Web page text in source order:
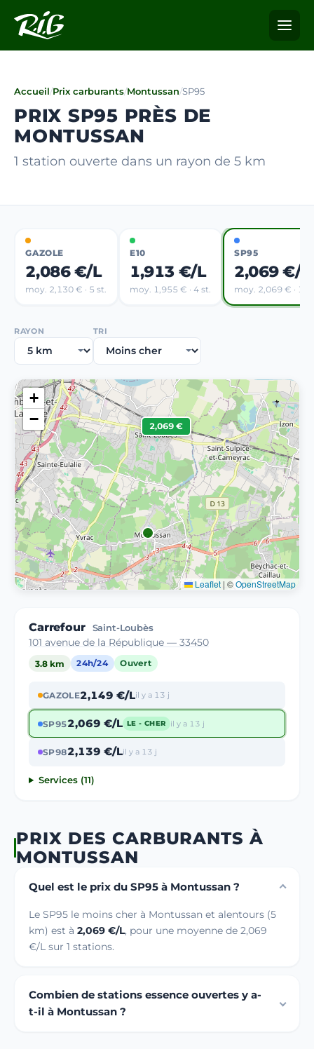
Accueil/Prix carburants/Montussan/SP95
PRIX SP95 PRÈS DE
MONTUSSAN
1 station ouverte dans un rayon de 5 km
GAZOLE
2,086 €/L
moy. 2,130 € · 5 st.
E10
1,913 €/L
moy. 1,955 € · 4 st.
SP95
2,069 €/L
moy. 2,069 € · 1
RAYON TRI
2,069 €
+
−
Leaflet | ©OpenStreetMap
Carrefour Saint-Loubès
101 avenue de la République — 33450
3.8 km 24h/24 Ouvert
GAZOLE2,149 €/Lil y a 13 j
SP952,069 €/L LE - CHER il y a 13 j
SP982,139 €/Lil y a 13 j
Services (11)
PRIX DES CARBURANTS À
MONTUSSAN
Quel est le prix du SP95 à Montussan ?
Le SP95 le moins cher à Montussan et alentours (5
km) est à 2,069 €/L, pour une moyenne de 2,069
€/L sur 1 stations.
Combien de stations essence ouvertes y a-
t-il à Montussan ?